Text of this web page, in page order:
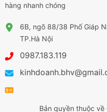
hàng nhanh chóng
6B, ngõ 88/38 Phố Giáp
TP.Hà Nội
0987.183.119
Bản quyền thuộc về